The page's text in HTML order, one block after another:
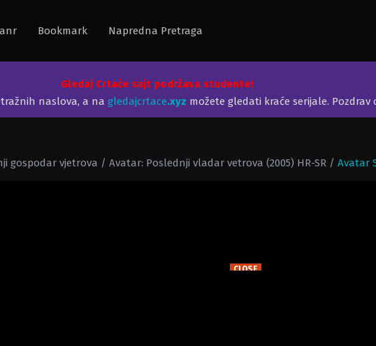
Bookmark Napredna Pretraga
Gledaj Crtaće sajt podržava studente!
naslova, a na gledajcrtace.xyz možete gledati kraće serijale.
gospodar vjetrova / Avatar: Poslednji vladar vetrova (2005) HR-SR / Avatar
CLOSE